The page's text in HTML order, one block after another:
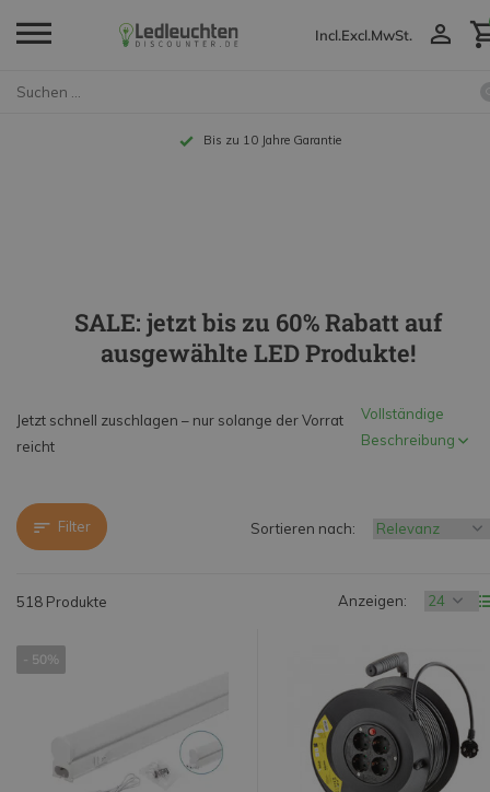
Incl.Excl.MwSt.
Bis zu 10 Jahre Garantie
SALE: jetzt bis zu 60% Rabatt auf
ausgewählte LED Produkte!
Jetzt schnell zuschlagen – nur solange der Vorrat
reicht
Vollständige
Beschreibung
Filter
518 Produkte Anzeigen:
Sortieren nach:
- 50%